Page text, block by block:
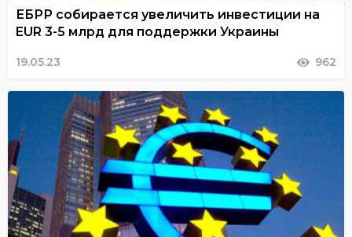
ЕБРР собирается увеличить инвестиции на
EUR 3-5 млрд для поддержки Украины
19.05.23 962